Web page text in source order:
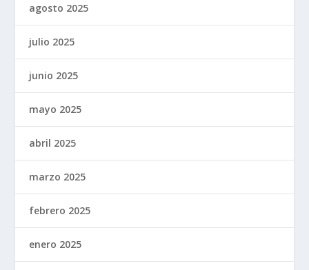
agosto 2025
julio 2025
junio 2025
mayo 2025
abril 2025
marzo 2025
febrero 2025
enero 2025